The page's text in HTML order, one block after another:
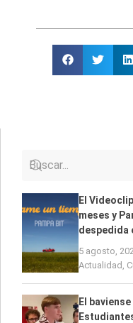
El
meses y
despedida
5 agosto,
Actualidad
El